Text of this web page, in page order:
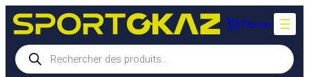
Aller
au
contenu
Panier
Recherche
de
produits